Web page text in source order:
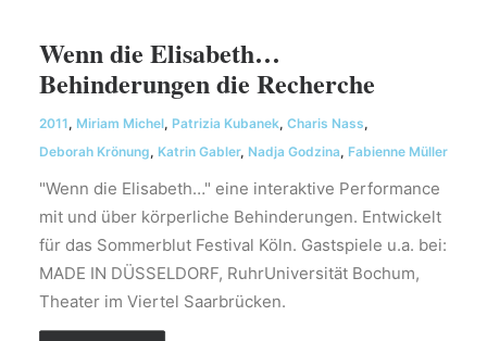
Wenn die Elisabeth…
Behinderungen die Recherche
2011, Miriam Michel, Patrizia Kubanek, Charis Nass,
Deborah Krönung, Katrin Gabler, Nadja Godzina, Fabienne Müller
"Wenn die Elisabeth…" eine interaktive Performance
mit und über körperliche Behinderungen. Entwickelt
für das Sommerblut Festival Köln. Gastspiele u.a. bei:
MADE IN DÜSSELDORF, RuhrUniversität Bochum,
Theater im Viertel Saarbrücken.